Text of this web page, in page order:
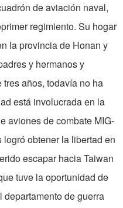
de aviación naval,
regimiento. Su hogar
la provincia de Honan y
y hermanos y
años, todavía no ha
está involucrada en la
aviones de combate MIG-
obtener la libertad en
escapar hacia Taiwan
tuve la oportunidad de
de guerra